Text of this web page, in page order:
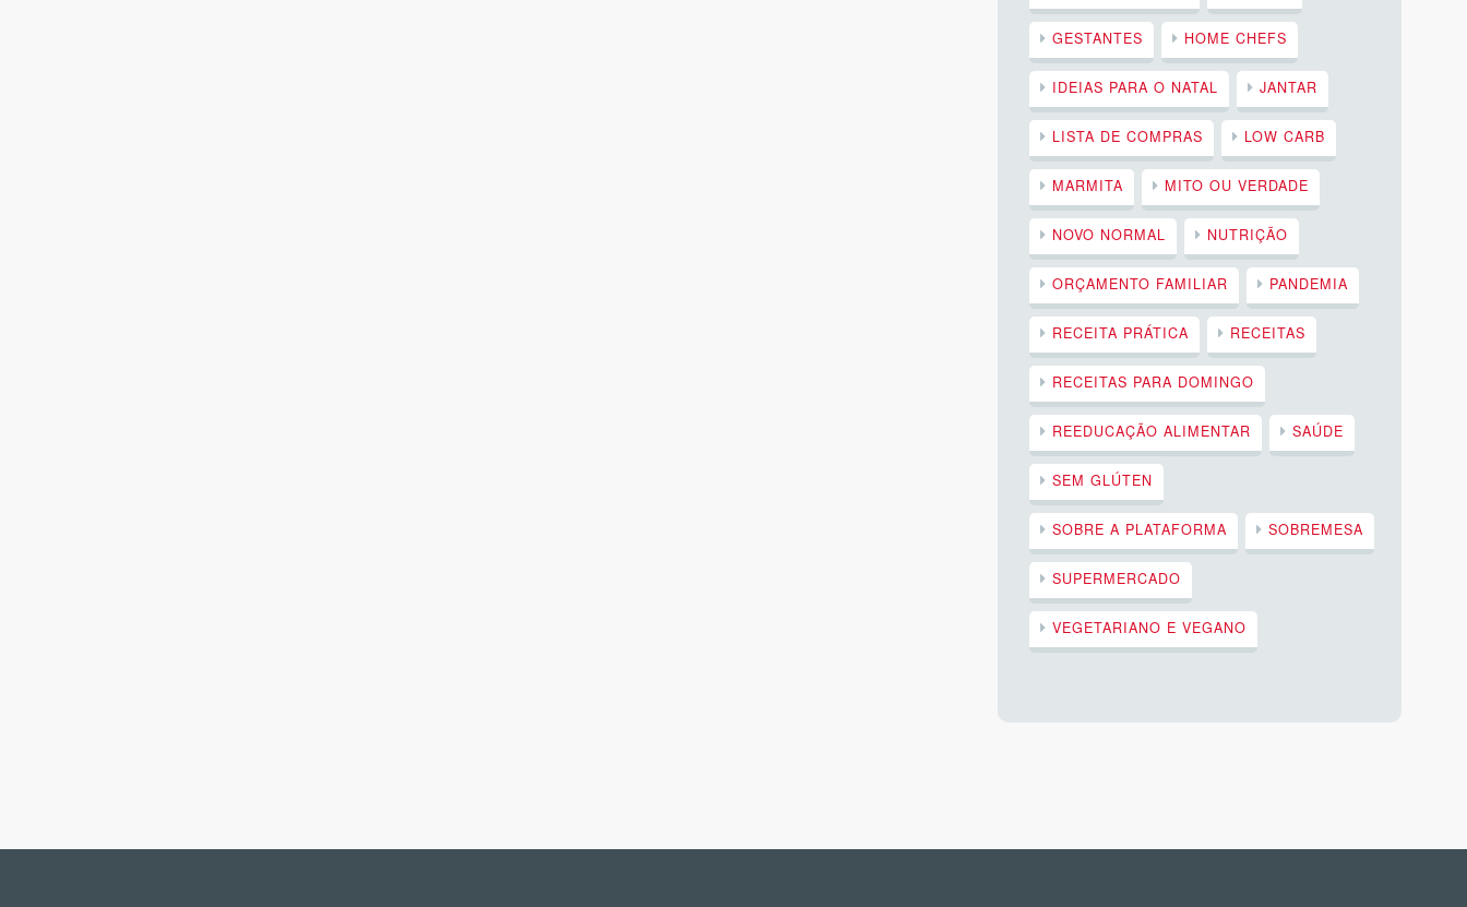
GESTANTES HOME CHEFS
IDEIAS PARA O NATAL JANTAR
LISTA DE COMPRAS LOW CARB
MARMITA MITO OU VERDADE
NOVO NORMAL NUTRIÇÃO
ORÇAMENTO FAMILIAR PANDEMIA
RECEITA PRÁTICA RECEITAS
RECEITAS PARA DOMINGO
REEDUCAÇÃO ALIMENTAR SAÚDE
SEM GLÚTEN
SOBRE A PLATAFORMA SOBREMESA
SUPERMERCADO
VEGETARIANO E VEGANO